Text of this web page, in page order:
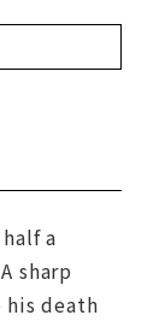
a
sharp
death